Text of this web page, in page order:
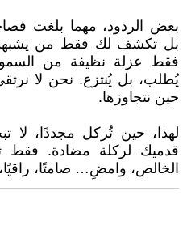
بعض الردود، مهما بلغت
بل تكشف لك فقط من يشبهك.
فقط عزلة نظيفة من
يُطلب، بل يُنتزع. نحن لا
حين نتجاوزها.
لهذا، حين تُركل مجددًا، لا
قدميك لركلة مضادة. فقط
الخالص، وامضِ… صامتًا،